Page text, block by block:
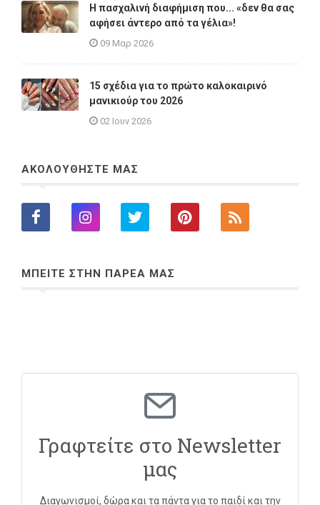
Η πασχαλινή διαφήμιση που... «δεν θα σας
αφήσει άντερο από τα γέλια»!
09 Μαρ 2026
15 σχέδια για το πρώτο καλοκαιρινό
μανικιούρ του 2026
02 Ιουν 2026
ΑΚΟΛΟΥΘΗΣΤΕ ΜΑΣ
ΜΠΕΙΤΕ ΣΤΗΝ ΠΑΡΕΑ ΜΑΣ
Γραφτείτε στο Newsletter
μας
Διαγωνισμοί, δώρα και τα πάντα για το παιδί και την